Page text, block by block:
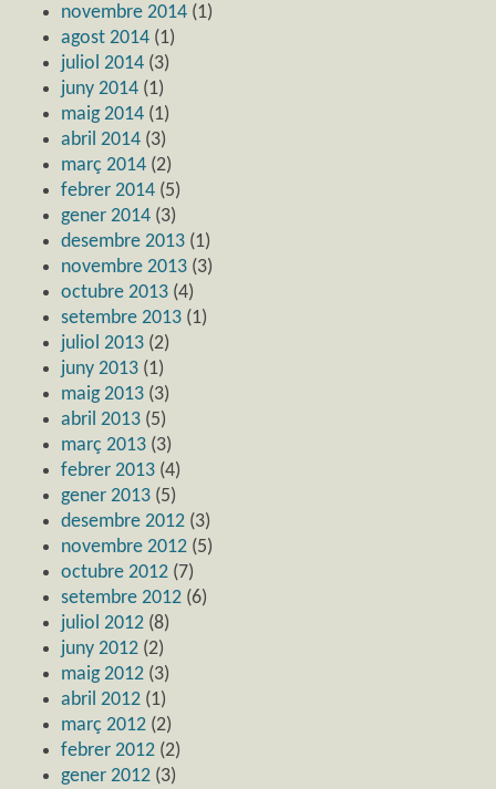
novembre 2014 (1)
agost 2014 (1)
juliol 2014 (3)
juny 2014 (1)
maig 2014 (1)
abril 2014 (3)
març 2014 (2)
febrer 2014 (5)
gener 2014 (3)
desembre 2013 (1)
novembre 2013 (3)
octubre 2013 (4)
setembre 2013 (1)
juliol 2013 (2)
juny 2013 (1)
maig 2013 (3)
abril 2013 (5)
març 2013 (3)
febrer 2013 (4)
gener 2013 (5)
desembre 2012 (3)
novembre 2012 (5)
octubre 2012 (7)
setembre 2012 (6)
juliol 2012 (8)
juny 2012 (2)
maig 2012 (3)
abril 2012 (1)
març 2012 (2)
febrer 2012 (2)
gener 2012 (3)